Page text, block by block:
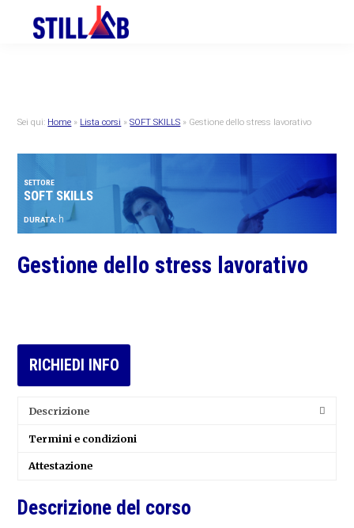
primary
primary
Sei qui: Home » Lista corsi »SOFT SKILLS » Gestione dello stress lavorativo
SETTORE
SOFT SKILLS
DURATA: h
Gestione dello stress lavorativo
RICHIEDI INFO
Descrizione
Termini e condizioni
Attestazione
Descrizione del corso